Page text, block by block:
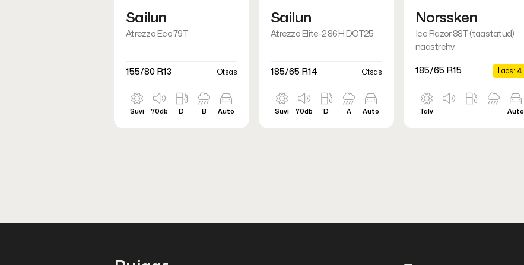
Sailun
Atrezzo Eco 79T
155/80 R13 Otsas
Suvi 70db D B Auto
Sailun
Atrezzo Elite-2 86H DOT25
185/65 R14 Otsas
Suvi 70db D A Auto
Norssken
Ice Razor 88T (taastatud)
naastrehv
185/65 R15 Laos: 4
Talv Auto